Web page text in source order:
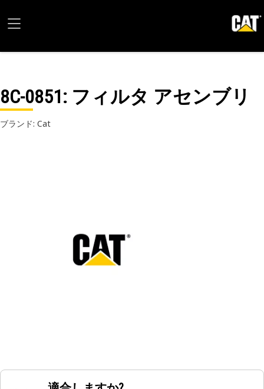
8C-0851: フィルタ アセンブリ
ブランド: Cat